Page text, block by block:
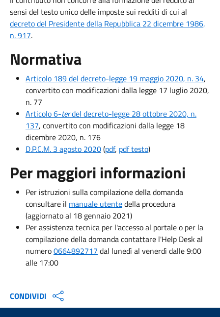
sensi del testo unico delle imposte sui redditi di cui al
decreto del Presidente della Repubblica 22 dicembre 1986,
n. 917.
Normativa
Articolo 189 del decreto-legge 19 maggio 2020, n. 34,
convertito con modificazioni dalla legge 17 luglio 2020,
n. 77
Articolo 6-terdel decreto-legge 28 ottobre 2020, n.
137, convertito con modificazioni dalla legge 18
dicembre 2020, n. 176
D.P.C.M. 3 agosto 2020(pdf, pdf testo)
Per maggiori informazioni
Per istruzioni sulla compilazione della domanda
consultare il manuale utentedella procedura
(aggiornato al 18 gennaio 2021)
Per assistenza tecnica per l'accesso al portale o per la
compilazione della domanda contattare l'Help Desk al
numero0664892717 dal lunedì al venerdì dalle 9:00
alle 17:00
CONDIVIDI